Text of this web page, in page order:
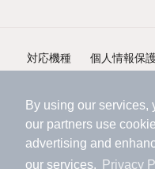
By using our services,
our partners use
advertising and
our services.
Privacy
アプリに切り替え
対応機種 個人情報保